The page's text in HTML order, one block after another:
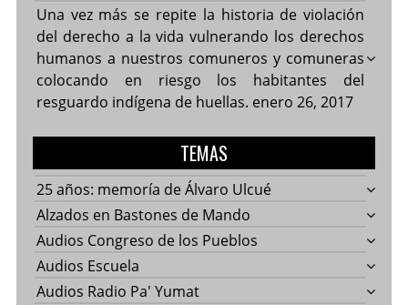
Una vez más se repite la historia de violación
del derecho a la vida vulnerando los derechos
humanos a nuestros comuneros y comuneras
colocando en riesgo los habitantes del
resguardo indígena de huellas. enero 26, 2017
TEMAS
25 años: memoría de Álvaro Ulcué
Alzados en Bastones de Mando
Audios Congreso de los Pueblos
Audios Escuela
Audios Radio Pa' Yumat